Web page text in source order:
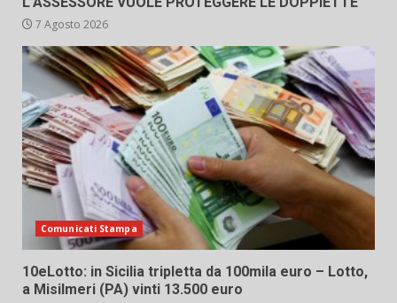
7 Agosto 2026
Comunicati Stampa
10eLotto: in Sicilia tripletta da 100mila euro – Lotto,
a Misilmeri (PA) vinti 13.500 euro